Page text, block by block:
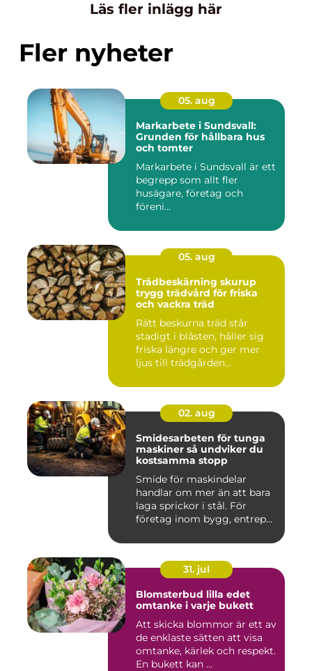
Läs fler inlägg här
Fler nyheter
05. aug
Markarbete i Sundsvall:
Grunden för hållbara hus
och tomter
Markarbete i Sundsvall är ett
begrepp som allt fler
husägare, företag och
föreni...
05. aug
Trädbeskärning skurup
trygg trädvård för friska
och vackra träd
Rätt beskurna träd står
stadigt i blåsten, håller sig
friska längre och ger mer
ljus till trädgården...
02. aug
Smidesarbeten för tunga
maskiner så undviker du
kostsamma stopp
Smide för maskindelar
handlar om mer än att bara
laga sprickor i stål. För
företag inom bygg, entrep...
31. jul
Blomsterbud lilla edet
omtanke i varje bukett
Att skicka blommor är ett av
de enklaste sätten att visa
omtanke, kärlek och respekt.
En bukett kan ...